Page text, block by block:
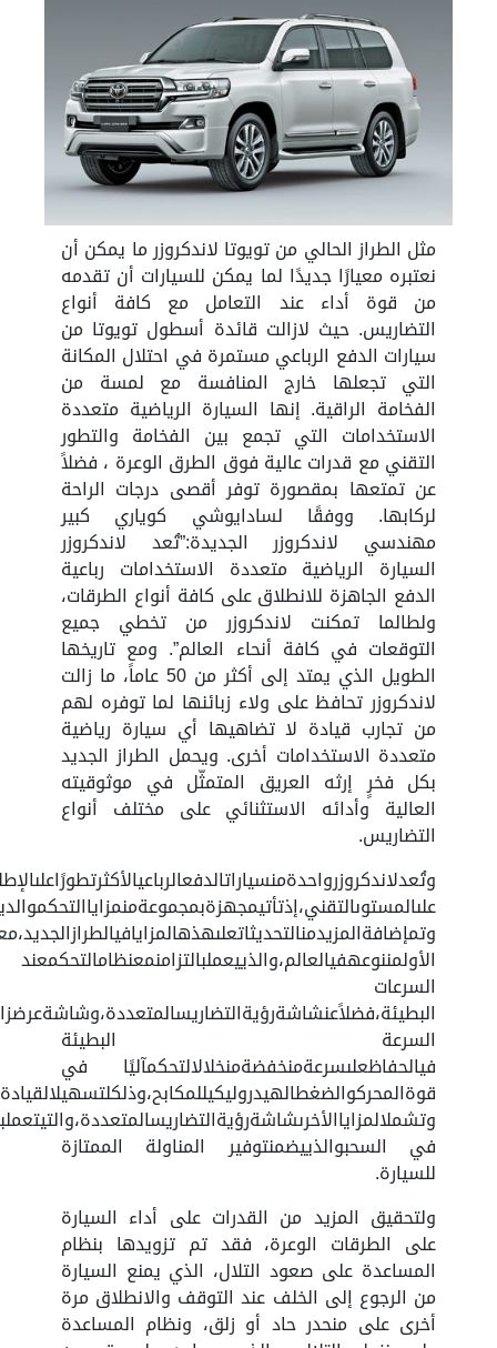
مثل الطراز الحالي من تويوتا لاندكروزر ما يمكن أن
نعتبره معيارًا جديدًا لما يمكن للسيارات أن تقدمه
من قوة أداء عند التعامل مع كافة أنواع
التضاريس. حيث لازالت قائدة أسطول تويوتا من
سيارات الدفع الرباعي مستمرة في احتلال المكانة
التي تجعلها خارج المنافسة مع لمسة من
الفخامة الراقية. إنها السيارة الرياضية متعددة
الاستخدامات التي تجمع بين الفخامة والتطور
التقني مع قدرات عالية فوق الطرق الوعرة ، فضلاً
عن تمتعها بمقصورة توفر أقصى درجات الراحة
لركابها. ووفقًا لسادايوشي كوياري كبير
مهندسي لاندكروزر الجديدة:”تُعد لاندكروزر
السيارة الرياضية متعددة الاستخدامات رباعية
الدفع الجاهزة للانطلاق على كافة أنواع الطرقات،
ولطالما تمكنت لاندكروزر من تخطي جميع
التوقعات في كافة أنحاء العالم”. ومع تاريخها
الطويل الذي يمتد إلى أكثر من 50 عاماً، ما زالت
لاندكروزر تحافظ على ولاء زبائنها لما توفره لهم
من تجارب قيادة لا تضاهيها أي سيارة رياضية
متعددة الاستخدامات أخرى. ويحمل الطراز الجديد
بكل فخرٍ إرثه العريق المتمثّل في موثوقيته
العالية وأدائه الاستثنائي على مختلف أنواع
التضاريس.
الأولمننوعهفيالعالم،والذييعملبالتزامنمعنظامالتحكمعند
السرعات
السرعة البطيئة
فيالحفاظعلىسرعةمنخفضةمنخلالالتحكمآليًا في
في السحبوالذييضمنتوفير المناولة الممتازة
للسيارة.
ولتحقيق المزيد من القدرات على أداء السيارة
على الطرقات الوعرة، فقد تم تزويدها بنظام
المساعدة على صعود التلال، الذي يمنع السيارة
من الرجوع إلى الخلف عند التوقف والانطلاق مرة
أخرى على منحدر حاد أو زلق، ونظام المساعدة